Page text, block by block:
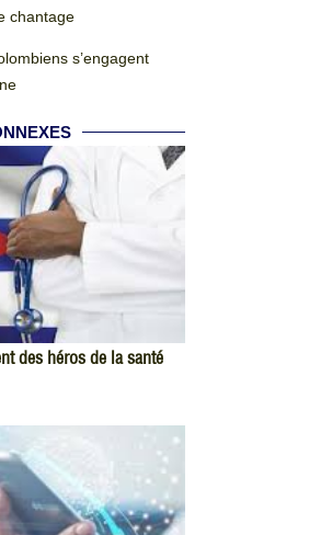
chantage
s’engagent
des héros de la santé